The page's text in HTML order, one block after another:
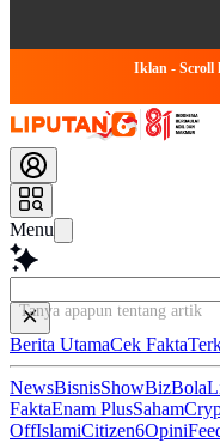
Iklan - Scroll
Menu
Tanya apapun tentang artikel
Berita UtamaCek Fakta
NewsBisnisShowBizBola
FaktaEnam PlusSaham
OffIslamiCitizen6Opini